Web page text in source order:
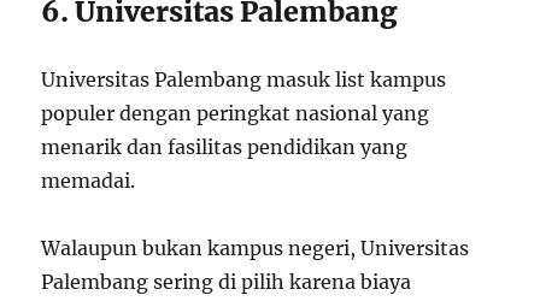
6. Universitas Palembang
Universitas Palembang masuk list kampus
populer dengan peringkat nasional yang
menarik dan fasilitas pendidikan yang
memadai.
Walaupun bukan kampus negeri, Universitas
Palembang sering di pilih karena biaya